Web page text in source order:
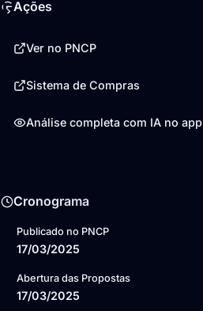
Ações
Ver no PNCP
Sistema de Compras
Análise completa com IA no app
Cronograma
Publicado no PNCP
17/03/2025
Abertura das Propostas
17/03/2025